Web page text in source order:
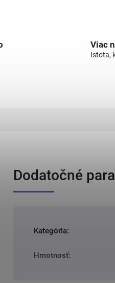
Viac
Istota,
Dodatočné
Kategória:
Hmotnosť: